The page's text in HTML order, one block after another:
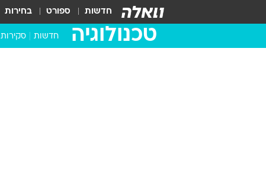
חדשות ספורט בחירות
טכנולוגיה חדשות סקירות